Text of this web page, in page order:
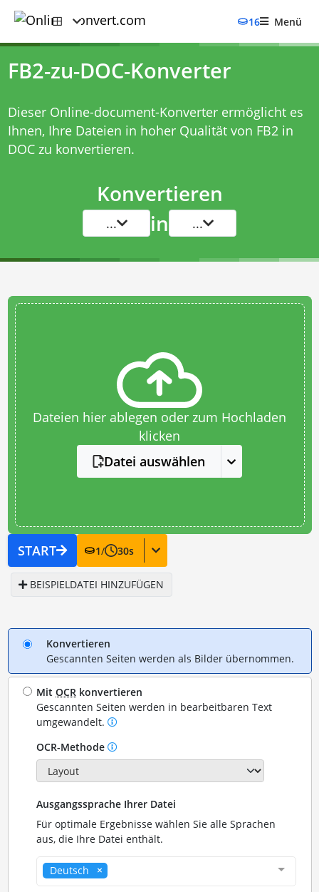
16 Menü
FB2-zu-DOC-Konverter
Dieser Online-document-Konverter ermöglicht es
Ihnen, Ihre Dateien in hoher Qualität von FB2 in
DOC zu konvertieren.
Konvertieren
... in ...
Dateien hier ablegen oder zum Hochladen
klicken
Datei auswählen
START 1/ 30s
BEISPIELDATEI HINZUFÜGEN
Konvertieren
Gescannten Seiten werden als Bilder übernommen.
MitOCR konvertieren
Gescannten Seiten werden in bearbeitbaren Text
umgewandelt.
OCR-Methode
Ausgangssprache Ihrer Datei
Für optimale Ergebnisse wählen Sie alle Sprachen
aus, die Ihre Datei enthält.
Deutsch